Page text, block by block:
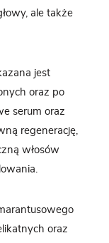
ale także
jest
oraz po
serum oraz
regenerację,
włosów
oraz